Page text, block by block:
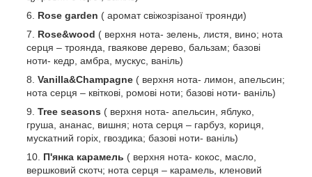
Rose garden ( аромат свіжозрізаної троянди)
Rose&wood ( верхня нота- зелень, листя, вино; нота
серця – троянда, гваякове дерево, бальзам; базові
ноти- кедр, амбра, мускус, ваніль)
Vanilla&Champagne ( верхня нота- лимон, апельсин;
нота серця – квіткові, ромові ноти; базові ноти- ваніль)
Tree seasons ( верхня нота- апельсин, яблуко,
груша, ананас, вишня; нота серця – гарбуз, кориця,
мускатний горіх, гвоздика; базові ноти- ваніль)
П'янка карамель ( верхня нота- кокос, масло,
вершковий скотч; нота серця – карамель, кленовий